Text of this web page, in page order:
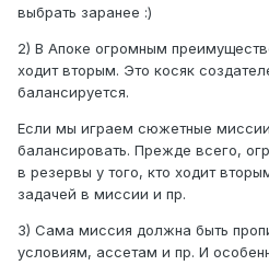
выбрать заранее :)
2) В Апоке огромным
ходит вторым. Это косяк
балансируется.
Если мы играем сюжетные
балансировать. Прежде всего,
в резервы у того, кто ходит
задачей в миссии и пр.
3) Сама миссия должна быть
условиям, ассетам и пр. И